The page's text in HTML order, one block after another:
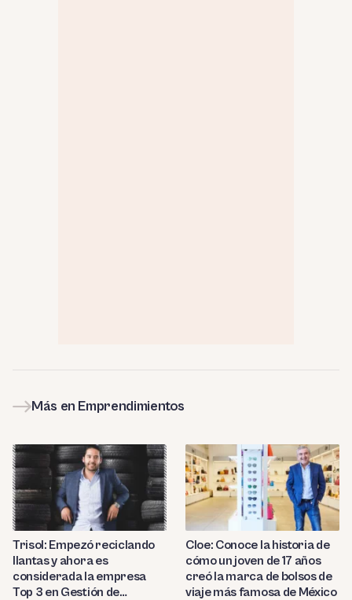
Más en Emprendimientos
Trisol: Empezó reciclando
llantas y ahora es
considerada la empresa
Top 3 en Gestión de
Cloe: Conoce la historia de
cómo un joven de 17 años
creó la marca de bolsos de
viaje más famosa de México